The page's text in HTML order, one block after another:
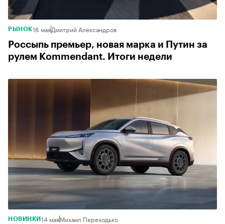
РЫНОК16 маяДмитрий Александров
Россыпь премьер, новая марка и Путин за
рулем Кommendant. Итоги недели
НОВИНКИ 14 маяМихаил Переходько